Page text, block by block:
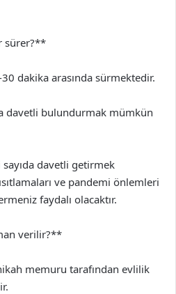
sürer?**
dakika arasında sürmektedir.
davetli bulundurmak mümkün
davetli getirmek
ve pandemi önlemleri
faydalı olacaktır.
verilir?**
memuru tarafından evlilik